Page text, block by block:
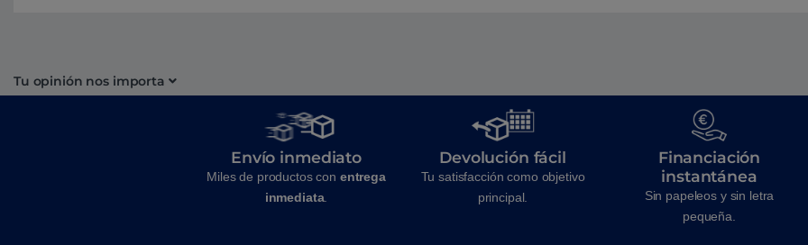
Tu opinión nos importa
Envío inmediato
Miles de productos con entrega
inmediata.
Devolución fácil
Tu satisfacción como objetivo
principal.
Financiación
instantánea
Sin papeleos y sin letra
pequeña.